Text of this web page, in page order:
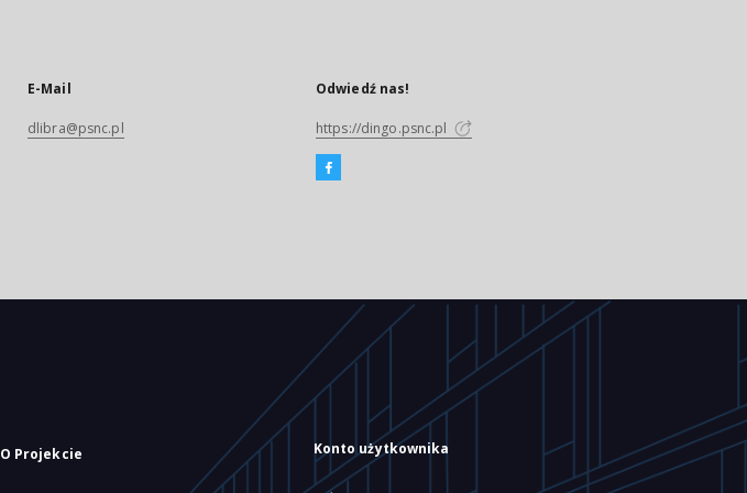
E-Mail
dlibra@psnc.pl
Odwiedź nas!
https://dingo.psnc.pl
O Projekcie Konto użytkownika